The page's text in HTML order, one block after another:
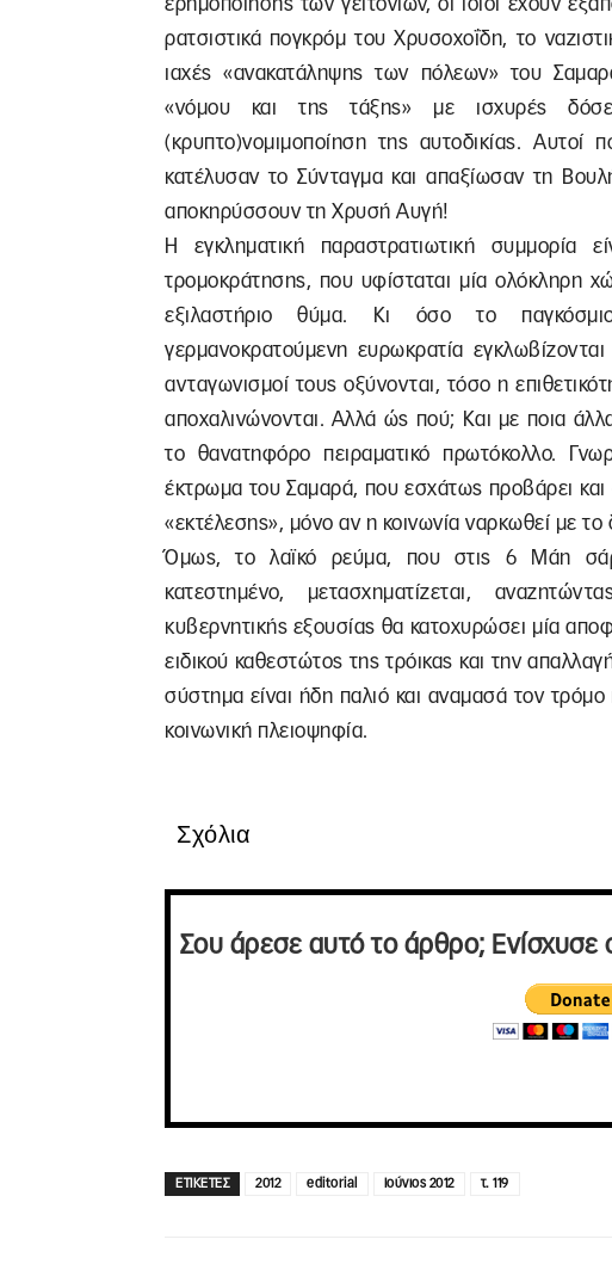
ερημοποίησης των γειτονιών, οι ίδιοι έχουν
ρατσιστικά πογκρόμ του Χρυσοχοΐδη, το
ιαχές «ανακατάληψης των πόλεων» του
«νόμου και της τάξης» με ισχυρές
(κρυπτο)νομιμοποίηση της αυτοδικίας.
κατέλυσαν το Σύνταγμα και απαξίωσαν τη
αποκηρύσσουν τη Χρυσή Αυγή!
Η εγκληματική παραστρατιωτική
τρομοκράτησης, που υφίσταται μία ολόκληρη
εξιλαστήριο θύμα. Κι όσο το
γερμανοκρατούμενη ευρωκρατία
ανταγωνισμοί τους οξύνονται, τόσο η
αποχαλινώνονται. Αλλά ώς πού; Και με ποια
το θανατηφόρο πειραματικό πρωτόκολλο.
έκτρωμα του Σαμαρά, που εσχάτως προβάρει και
«εκτέλεσης», μόνο αν η κοινωνία ναρκωθεί με
Όμως, το λαϊκό ρεύμα, που στις 6 Μάη
κατεστημένο, μετασχηματίζεται,
κυβερνητικής εξουσίας θα κατοχυρώσει μία
ειδικού καθεστώτος της τρόικας και την
σύστημα είναι ήδη παλιό και αναμασά τον
κοινωνική πλειοψηφία.
Σχόλια
Σου άρεσε αυτό το άρθρο; Ενίσχυσε
ΕΤΙΚΕΤΕΣ 2012 editorial Ιούνιος 2012 τ. 119